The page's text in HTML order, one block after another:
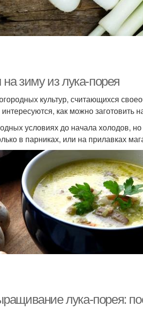
на зиму из лука-порея
культур, считающихся
как можно заготовить
условиях до начала холодов,
в парниках, или на прилавках
лука-порея: